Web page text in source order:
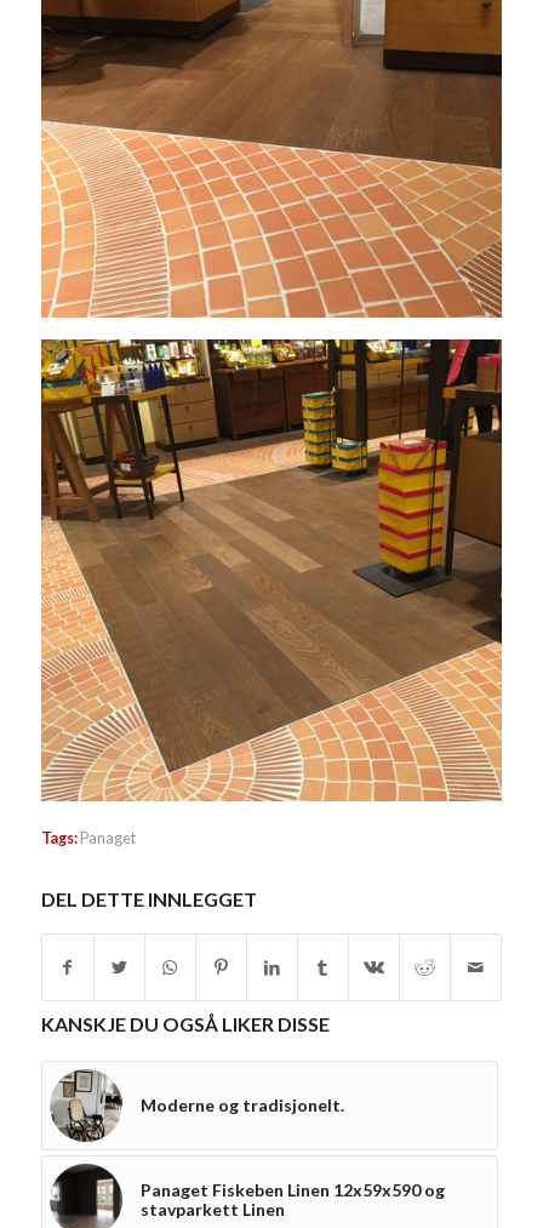
Tags: Panaget
DEL DETTE INNLEGGET
KANSKJE DU OGSÅ LIKER DISSE
Moderne og tradisjonelt.
Panaget Fiskeben Linen 12x59x590 og
stavparkett Linen